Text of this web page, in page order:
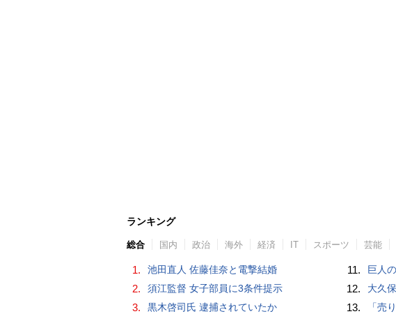
ランキング
総合 国内 政治 海外 経済 IT スポーツ 芸能
1. 池田直人 佐藤佳奈と電撃結婚
2. 須江監督 女子部員に3条件提示
3. 黒木啓司氏 逮捕されていたか
11. 巨人
12. 大久
13. 「売